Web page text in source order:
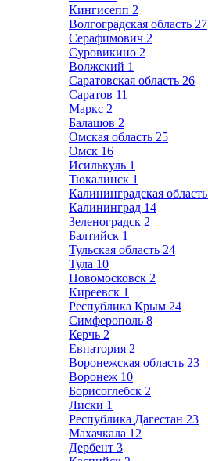
Кингисепп 2
Волгоградская область 27
Серафимович 2
Суровикино 2
Волжский 1
Саратовская область 26
Саратов 11
Маркс 2
Балашов 2
Омская область 25
Омск 16
Исилькуль 1
Тюкалинск 1
Калининградская область
Калининград 14
Зеленоградск 2
Балтийск 1
Тульская область 24
Тула 10
Новомосковск 2
Киреевск 1
Республика Крым 24
Симферополь 8
Керчь 2
Евпатория 2
Воронежская область 23
Воронеж 10
Борисоглебск 2
Лиски 1
Республика Дагестан 23
Махачкала 12
Дербент 3